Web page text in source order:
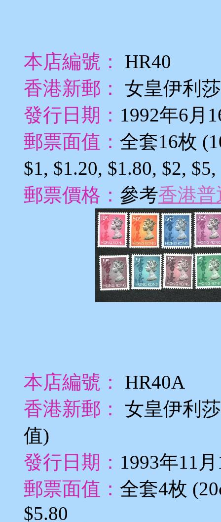
本店編號：
HR40
香港新郵：
女皇伊利
發行日期： 1992年6月
郵票面值： 全套16枚
$1, $1.20, $1.80, $2,
郵票價格： 參考香港
本店編號：
HR40A
香港新郵：
女皇伊利
值)
發行日期： 1993年11
郵票面值： 全套4枚
$5.80